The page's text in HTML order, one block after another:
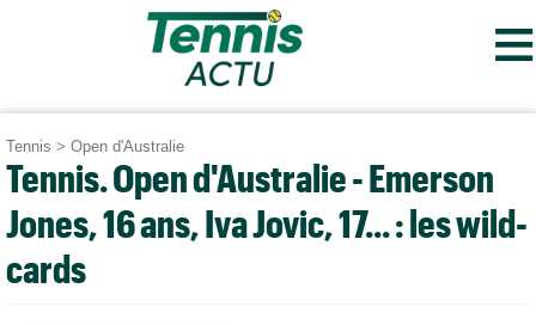
≡
Tennis > Open d'Australie
Tennis. Open d'Australie - Emerson
Jones, 16 ans, Iva Jovic, 17... : les wild-
cards